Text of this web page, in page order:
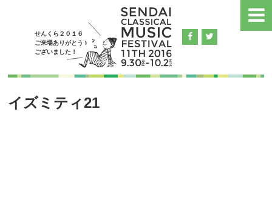
せんくら２０１６
ご来場ありがとう
ございました！
イズミティ21